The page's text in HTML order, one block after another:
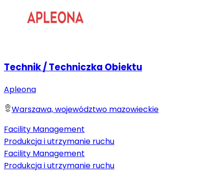
Technik / Techniczka Obiektu
Apleona
Warszawa, województwo mazowieckie
Facility Management
Produkcja i utrzymanie ruchu
Facility Management
Produkcja i utrzymanie ruchu